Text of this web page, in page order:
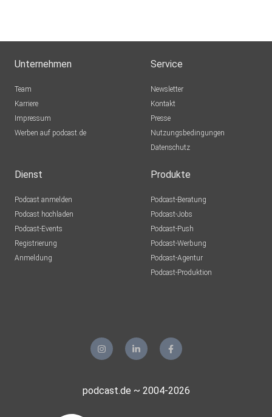
Unternehmen
Team
Karriere
Impressum
Werben auf podcast.de
Service
Newsletter
Kontakt
Presse
Nutzungsbedingungen
Datenschutz
Dienst
Podcast anmelden
Podcast hochladen
Podcast-Events
Registrierung
Anmeldung
Produkte
Podcast-Beratung
Podcast-Jobs
Podcast-Push
Podcast-Werbung
Podcast-Agentur
Podcast-Produktion
podcast.de ~ 2004-2026